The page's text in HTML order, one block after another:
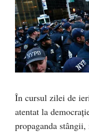
În cursul zilei de
atentat la
propaganda